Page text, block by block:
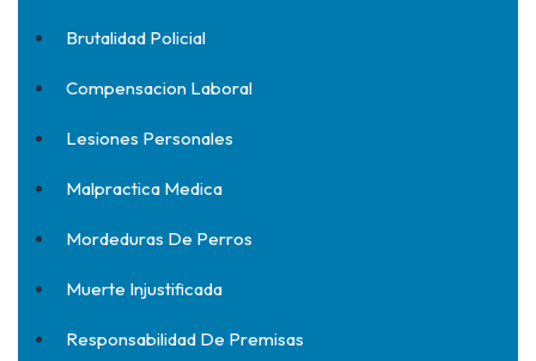
Brutalidad Policial
Compensacion Laboral
Lesiones Personales
Malpractica Medica
Mordeduras De Perros
Muerte Injustificada
Responsabilidad De Premisas